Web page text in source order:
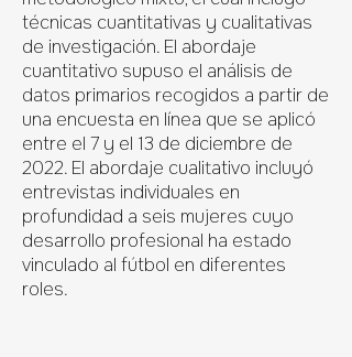
técnicas cuantitativas y cualitativas
de investigación. El abordaje
cuantitativo supuso el análisis de
datos primarios recogidos a partir de
una encuesta en línea que se aplicó
entre el 7 y el 13 de diciembre de
2022. El abordaje cualitativo incluyó
entrevistas individuales en
profundidad a seis mujeres cuyo
desarrollo profesional ha estado
vinculado al fútbol en diferentes
roles.